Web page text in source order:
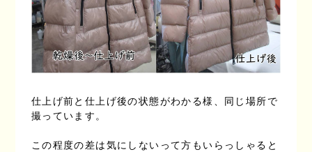
仕上げ前と仕上げ後の状態がわかる様、同じ場所で
撮っています。
この程度の差は気にしないって方もいらっしゃると